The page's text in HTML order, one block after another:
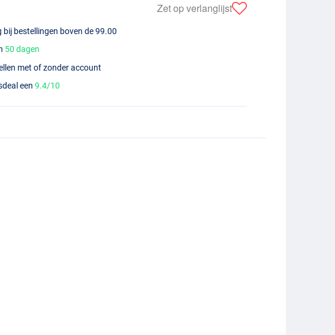
Zet op verlanglijst
bij bestellingen boven de 99.00
50 dagen
met of zonder account
een9.4/10